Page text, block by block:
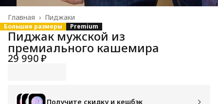
Пиджаки
Главная ›
Большие размеры Premium
Пиджак мужской из
премиального кашемира
29 990 ₽
Получите скидку и кешбэк